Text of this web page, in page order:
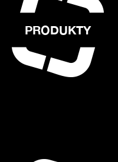
PRODUKTY